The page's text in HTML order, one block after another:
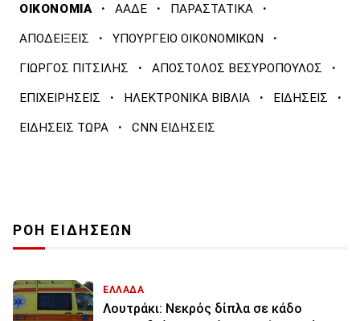
ΟΙΚΟΝΟΜΙΑ · ΑΑΔΕ · ΠΑΡΑΣΤΑΤΙΚΑ ·
ΑΠΟΔΕΙΞΕΙΣ · ΥΠΟΥΡΓΕΙΟ ΟΙΚΟΝΟΜΙΚΩΝ ·
ΓΙΩΡΓΟΣ ΠΙΤΣΙΛΗΣ · ΑΠΟΣΤΟΛΟΣ ΒΕΣΥΡΟΠΟΥΛΟΣ ·
ΕΠΙΧΕΙΡΗΣΕΙΣ · ΗΛΕΚΤΡΟΝΙΚΑ ΒΙΒΛΙΑ · ΕΙΔΗΣΕΙΣ ·
ΕΙΔΗΣΕΙΣ ΤΩΡΑ · CNN ΕΙΔΗΣΕΙΣ
ΡΟΗ ΕΙΔΗΣΕΩΝ
ΕΛΛΑΔΑ
Λουτράκι: Νεκρός δίπλα σε κάδο